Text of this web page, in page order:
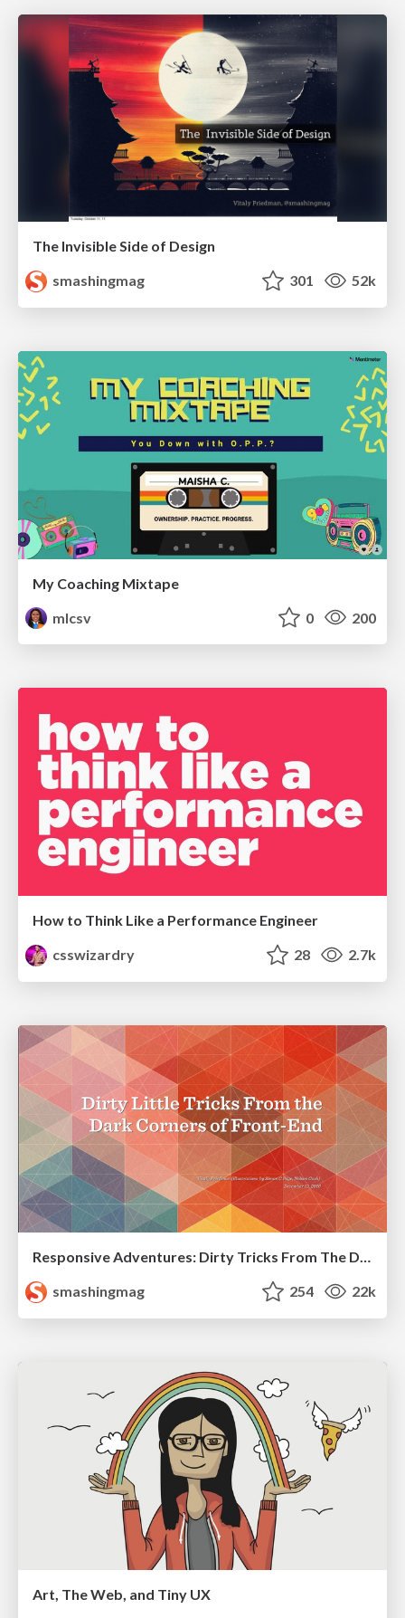
The Invisible Side of Design
smashingmag
301 52k
My Coaching Mixtape
mlcsv
0 200
How to Think Like a Performance Engineer
csswizardry
28 2.7k
Responsive Adventures: Dirty Tricks From The Dark Corners of Front-End
smashingmag
254 22k
Art, The Web, and Tiny UX